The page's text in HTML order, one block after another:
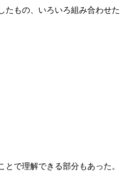
たもの、いろいろ組み合わせた
で理解できる部分もあった。